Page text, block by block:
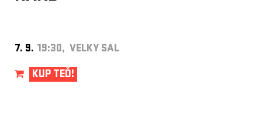
7. 9. 19:30, VELKÝ SÁL
KUP TEĎ!